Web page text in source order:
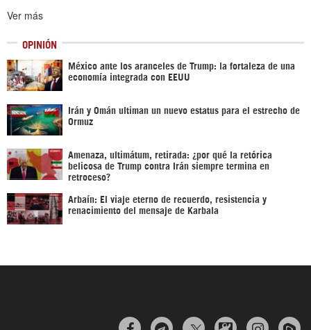
Ver más
OPINIÓN
México ante los aranceles de Trump: la fortaleza de una
economía integrada con EEUU
Irán y Omán ultiman un nuevo estatus para el estrecho de
Ormuz
Amenaza, ultimátum, retirada: ¿por qué la retórica
belicosa de Trump contra Irán siempre termina en
retroceso?
Arbaín: El viaje eterno de recuerdo, resistencia y
renacimiento del mensaje de Karbala